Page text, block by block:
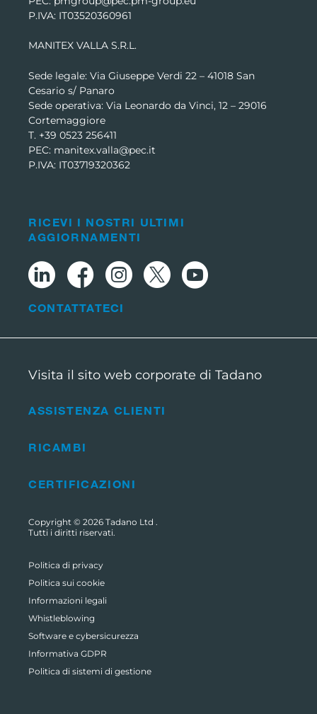
P.IVA: IT03520360961
MANITEX VALLA S.R.L.
Sede legale: Via Giuseppe Verdi 22 – 41018 San
Cesario s/ Panaro
Sede operativa: Via Leonardo da Vinci, 12 – 29016
Cortemaggiore
T. +39 0523 256411
PEC: manitex.valla@pec.it
P.IVA: IT03719320362
ASSISTENZA CLIENTI
RICAMBI
CERTIFICAZIONI
RICEVI I NOSTRI ULTIMI
AGGIORNAMENTI
CONTATTATECI
Visita il sito web corporate di Tadano
Copyright © 2026 Tadano Ltd .
Tutti i diritti riservati.
Politica di privacy
Politica sui cookie
Informazioni legali
Whistleblowing
Software e cybersicurezza
Informativa GDPR
Politica di sistemi di gestione